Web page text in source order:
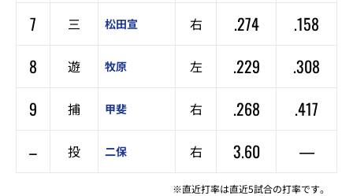
7
三 松田宣 右 .274
.158
8
遊 牧原 左 .229
.308
9
捕 甲斐 右 .268
.417
–
投 二保 右 3.60 —
※直近打率は直近5試合の打率です。